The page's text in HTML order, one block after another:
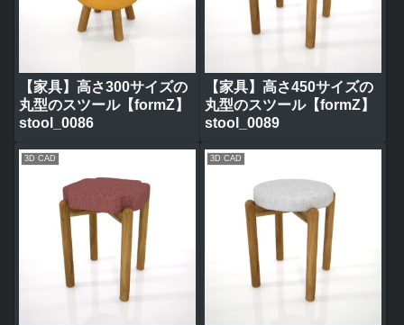
【家具】高さ300サイズの
丸型のスツール【formZ】
stool_0086
【家具】高さ450サイズの
丸型のスツール【formZ】
stool_0089
3D CAD 3D CAD